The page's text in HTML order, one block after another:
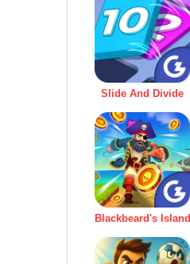
Slide And Divide
Blackbeard's Island